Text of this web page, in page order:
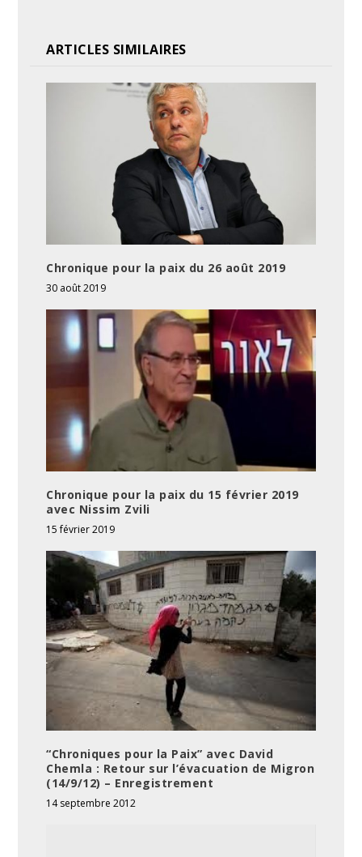
ARTICLES SIMILAIRES
Chronique pour la paix du 26 août 2019
30 août 2019
Chronique pour la paix du 15 février 2019
avec Nissim Zvili
15 février 2019
“Chroniques pour la Paix” avec David
Chemla : Retour sur l’évacuation de Migron
(14/9/12) – Enregistrement
14 septembre 2012